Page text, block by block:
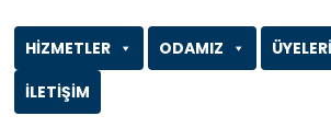
ODAMIZ
HİZMETLER
İLETİŞİM